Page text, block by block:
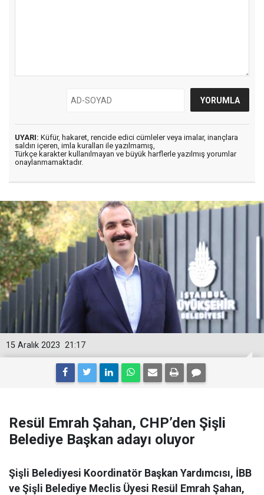
UYARI: Küfür, hakaret, rencide edici cümleler veya imalar, inançlara
saldırı içeren, imla kuralları ile yazılmamış,
Türkçe karakter kullanılmayan ve büyük harflerle yazılmış yorumlar
onaylanmamaktadır.
21:17
15 Aralık 2023
Resül Emrah Şahan, CHP’den Şişli
Belediye Başkan adayı oluyor
Şişli Belediyesi Koordinatör Başkan Yardımcısı, İBB
ve Şişli Belediye Meclis Üyesi Resül Emrah Şahan,